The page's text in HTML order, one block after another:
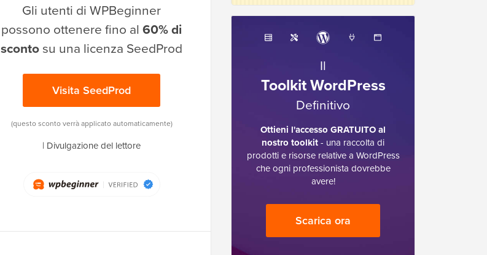
Gli utenti di WPBeginner
possono ottenere fino al60% di
scontosu una licenza SeedProd
Visita SeedProd
(questo sconto verrà applicato automaticamente)
| Divulgazione del lettore
Il
Toolkit WordPress
Definitivo
Ottieni l'accesso GRATUITO al
nostro toolkit- una raccolta di
prodotti e risorse relative a WordPress
che ogni professionista dovrebbe
avere!
Scarica ora